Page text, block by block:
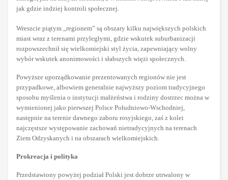
jak gdzie indziej kontroli społecznej.
Wreszcie piątym „regionem” są obszary kilku największych polskich
miast wraz z terenami przyległymi, gdzie wskutek suburbanizacji
rozpowszechnił się wielkomiejski styl życia, zapewniający wolny
wybór wskutek anonimowości i słabszych więzi społecznych.
Powyższe uporządkowanie prezentowanych regionów nie jest
przypadkowe, albowiem generalnie najwyższy poziom tradycyjnego
sposobu myślenia o instytucji małżeństwa i rodziny dostrzec można w
wymienionej jako pierwszej Polsce Południowo-Wschodniej,
następnie na terenie dawnego zaboru rosyjskiego, zaś z kolei
najczęstsze występowanie zachowań nietradycyjnych na terenach
Ziem Odzyskanych i na obszarach wielkomiejskich.
Prokreacja i polityka
Przedstawiony powyżej podział Polski jest dobrze utrwalony w